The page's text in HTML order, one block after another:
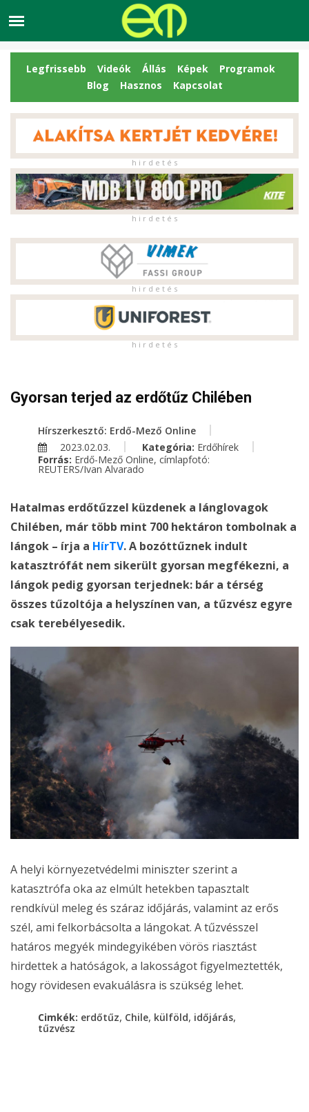
Legfrissebb Videók Állás Képek
Programok
Blog
Hasznos Kapcsolat
h i r d e t é s
h i r d e t é s
h i r d e t é s
h i r d e t é s
Gyorsan terjed az erdőtűz Chilében
Hírszerkesztő: Erdő-Mező Online
2023.02.03.
Kategória: Erdőhírek
Forrás: Erdő-Mező Online, címlapfotó:
REUTERS/Ivan Alvarado
Hatalmas erdőtűzzel küzdenek a lánglovagok
Chilében, már több mint 700 hektáron tombolnak a
lángok – írja a HírTV. A bozóttűznek indult
katasztrófát nem sikerült gyorsan megfékezni, a
lángok pedig gyorsan terjednek: bár a térség
összes tűzoltója a helyszínen van, a tűzvész egyre
csak terebélyesedik.
A helyi környezetvédelmi miniszter szerint a
katasztrófa oka az elmúlt hetekben tapasztalt
rendkívül meleg és száraz időjárás, valamint az erős
szél, ami felkorbácsolta a lángokat. A tűzvésszel
határos megyék mindegyikében vörös riasztást
hirdettek a hatóságok, a lakosságot figyelmeztették,
hogy rövidesen evakuálásra is szükség lehet.
Cimkék: erdőtűz, Chile, külföld, időjárás,
tűzvész